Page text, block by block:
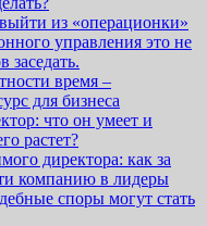
из «операционки»
управления это не
заседать.
время –
для бизнеса
что он умеет и
растет?
директора: как за
компанию в лидеры
споры могут стать